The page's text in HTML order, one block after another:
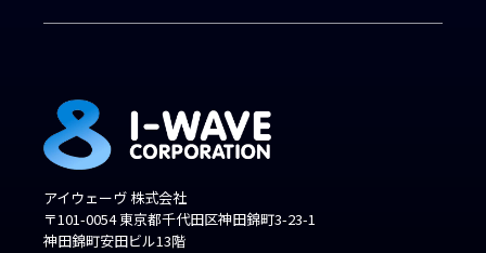
アイウェーヴ 株式会社
〒101-0054 東京都千代田区神田錦町3-23-1
神田錦町安田ビル13階